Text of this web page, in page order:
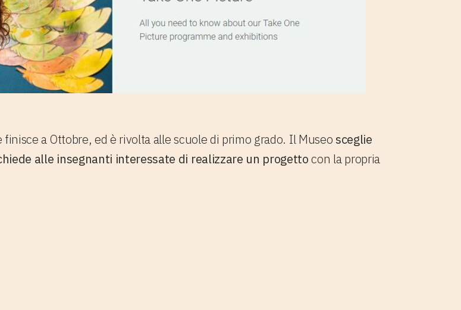
a Ottobre, ed è rivolta alle scuole di primo grado. Il Museosceglie
alle insegnanti interessate di realizzare un progettocon la propria